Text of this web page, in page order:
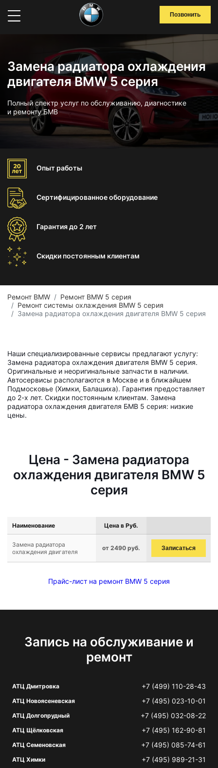
Позвонить
Замена радиатора охлаждения
двигателя BMW 5 серия
Полный спектр услуг по обслуживанию, диагностике
и ремонту БМВ
Опыт работы
Сертифицированноеоборудование
Гарантиядо 2 лет
Скидки постоянным клиентам
Ремонт BMW
Ремонт BMW 5 серия
Ремонт системы охлаждения BMW 5 серия
Замена радиатора охлаждения двигателя BMW 5 серия
Наши специализированные сервисы предлагают услугу:
Замена радиатора охлаждения двигателя BMW 5 серия.
Оригинальные и неоригинальные запчасти в наличии.
Автосервисы располагаются в Москве и в ближайшем
Подмосковье (Химки, Балашиха). Гарантия предоставляет
до 2-х лет. Скидки постоянным клиентам. Замена
радиатора охлаждения двигателя БМВ 5 серия: низкие
цены.
Цена - Замена радиатора
охлаждения двигателя BMW 5
серия
Наименование Цена в Руб.
Замена радиатора
охлаждения двигателя
от 2490 руб. Записаться
Прайс-лист на ремонт BMW 5 серия
Запись на обслуживание и
ремонт
АТЦ Дмитровка +7 (499) 110-28-43
АТЦ Новоясеневская +7 (495) 023-10-01
АТЦ Долгопрудный +7 (495) 032-08-22
АТЦ Щёлковская +7 (495) 162-90-81
АТЦ Семеновская +7 (495) 085-74-61
АТЦ Химки +7 (495) 989-21-31